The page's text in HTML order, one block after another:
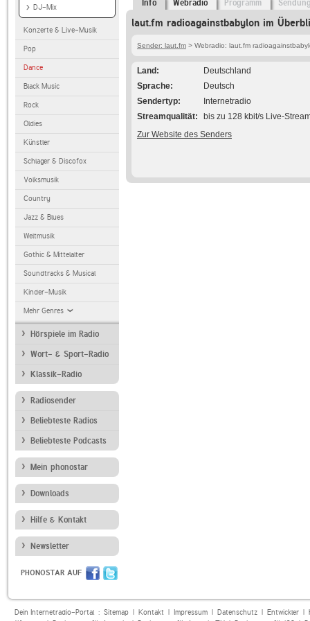
DJ-Mix
Konzerte & Live-Musik
Pop
Dance
Black Music
Rock
Oldies
Künstler
Schlager & Discofox
Volksmusik
Country
Jazz & Blues
Weltmusik
Gothic & Mittelalter
Soundtracks & Musical
Kinder-Musik
Mehr Genres
Hörspiele im Radio
Wort- & Sport-Radio
Klassik-Radio
Radiosender
Beliebteste Radios
Beliebteste Podcasts
Mein phonostar
Downloads
Hilfe & Kontakt
Newsletter
PHONOSTAR AUF
Info Webradio Programm
laut.fm radioagainstbabylon im
Sender: laut.fm > Webradio: laut.fm
Land
Deutschland
Sprache
Deutsch
Sendertyp
Internetradio
Streamqualität
bis zu 128 kbit/s Live-
Zur Website des Senders
Dein Internetradio-Portal : Sitemap| Kontakt| Impressum| Datenschutz| Entwickler|